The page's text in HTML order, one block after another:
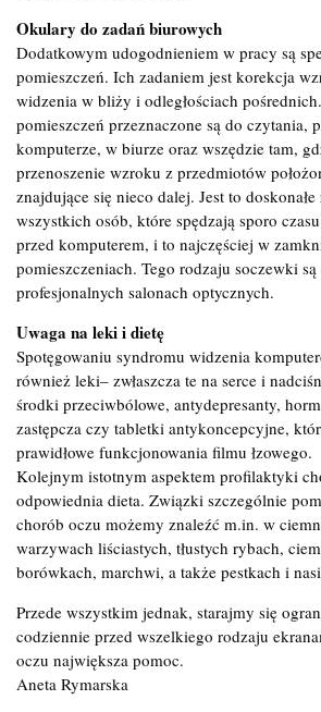
Okulary do zadań biurowych
Dodatkowym udogodnieniem w pracy są
pomieszczeń. Ich zadaniem jest korekcja
widzenia w bliży i odległościach
pomieszczeń przeznaczone są do czytania,
komputerze, w biurze oraz wszędzie tam,
przenoszenie wzroku z przedmiotów
znajdujące się nieco dalej. Jest to
wszystkich osób, które spędzają sporo
przed komputerem, i to najczęściej w
pomieszczeniach. Tego rodzaju soczewki
profesjonalnych salonach optycznych.
Uwaga na leki i dietę
Spotęgowaniu syndromu widzenia
również leki– zwłaszcza te na serce i
środki przeciwbólowe, antydepresanty,
zastępcza czy tabletki antykoncepcyjne,
prawidłowe funkcjonowania filmu łzowego.
Kolejnym istotnym aspektem profilaktyki
odpowiednia dieta. Związki szczególnie
chorób oczu możemy znaleźć m.in. w
warzywach liściastych, tłustych rybach,
borówkach, marchwi, a także pestkach i
Przede wszystkim jednak, starajmy się
codziennie przed wszelkiego rodzaju
oczu największa pomoc.
Aneta Rymarska